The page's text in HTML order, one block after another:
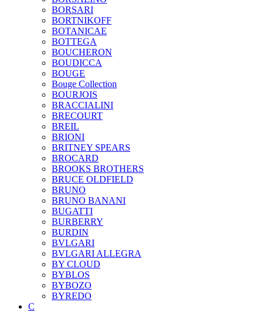
BORSARI
BORTNIKOFF
BOTANICAE
BOTTEGA
BOUCHERON
BOUDICCA
BOUGE
Bouge Collection
BOURJOIS
BRACCIALINI
BRECOURT
BREIL
BRIONI
BRITNEY SPEARS
BROCARD
BROOKS BROTHERS
BRUCE OLDFIELD
BRUNO
BRUNO BANANI
BUGATTI
BURBERRY
BURDIN
BVLGARI
BVLGARI ALLEGRA
BY CLOUD
BYBLOS
BYBOZO
BYREDO
C